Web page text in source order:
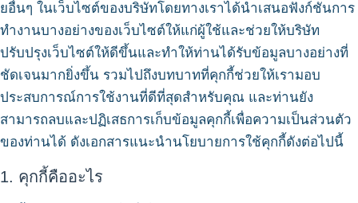
ยอื่นๆ ในเว็บไซต์ของบริษัทโดยทางเราได้นำเสนอฟังก์ชันการ
ทำงานบางอย่างของเว็บไซต์ให้แก่ผู้ใช้และช่วยให้บริษัท
ปรับปรุงเว็บไซต์ให้ดีขึ้นและทำให้ท่านได้รับข้อมูลบางอย่างที่
ชัดเจนมากยิ่งขึ้น รวมไปถึงบทบาทที่คุกกี้ช่วยให้เรามอบ
ประสบการณ์การใช้งานที่ดีที่สุดสำหรับคุณ และท่านยัง
สามารถลบและปฏิเสธการเก็บข้อมูลคุกกี้เพื่อความเป็นส่วนตัว
ของท่านได้ ดังเอกสารแนะนำนโยบายการใช้คุกกี้ดังต่อไปนี้
1. คุกกี้คืออะไร